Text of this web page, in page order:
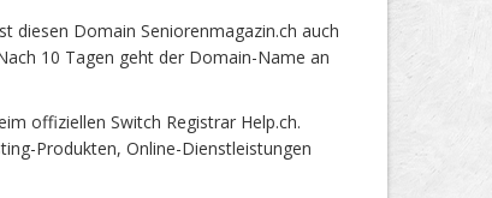
diesen Domain Seniorenmagazin.ch auch
10 Tagen geht der Domain-Name an
offiziellen Switch Registrar Help.ch.
Produkten, Online-Dienstleistungen